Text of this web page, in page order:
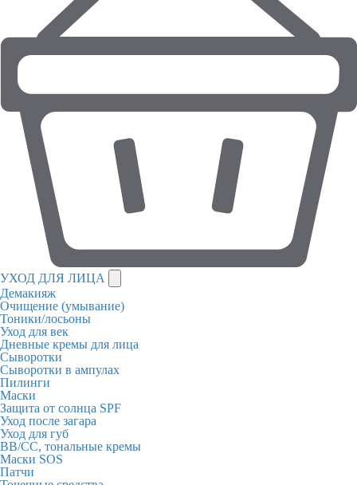
УХОД ДЛЯ ЛИЦА
Демакияж
Очищение (умывание)
Тоники/лосьоны
Уход для век
Дневные кремы для лица
Сыворотки
Сыворотки в ампулах
Пилинги
Маски
Защита от солнца SPF
Уход после загара
Уход для губ
BB/CC, тональные кремы
Маски SOS
Патчи